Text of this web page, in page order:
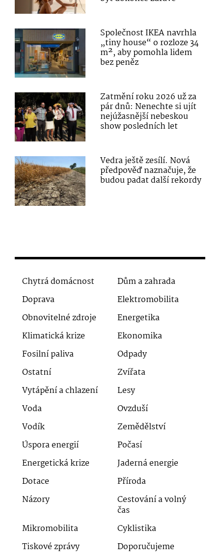
Společnost IKEA navrhla
„tiny house“ o rozloze 34
m², aby pomohla lidem
bez peněz
Zatmění roku 2026 už za
pár dnů: Nenechte si ujít
nejúžasnější nebeskou
show posledních let
Vedra ještě zesílí. Nová
předpověď naznačuje, že
budou padat další rekordy
Chytrá domácnost
Dům a zahrada
Doprava
Elektromobilita
Obnovitelné zdroje
Energetika
Klimatická krize
Ekonomika
Fosilní paliva
Odpady
Ostatní
Zvířata
Vytápění a chlazení
Lesy
Voda
Ovzduší
Vodík
Zemědělství
Úspora energií
Počasí
Energetická krize
Jaderná energie
Dotace
Příroda
Názory
Cestování a volný
čas
Mikromobilita
Cyklistika
Tiskové zprávy
Doporučujeme